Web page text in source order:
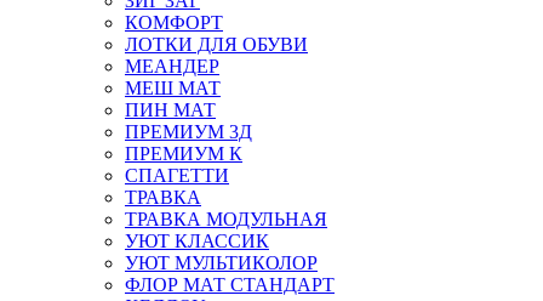
КОМФОРТ
ЛОТКИ ДЛЯ ОБУВИ
МЕАНДЕР
МЕШ МАТ
ПИН МАТ
ПРЕМИУМ 3Д
ПРЕМИУМ К
СПАГЕТТИ
ТРАВКА
ТРАВКА МОДУЛЬНАЯ
УЮТ КЛАССИК
УЮТ МУЛЬТИКОЛОР
ФЛОР МАТ СТАНДАРТ